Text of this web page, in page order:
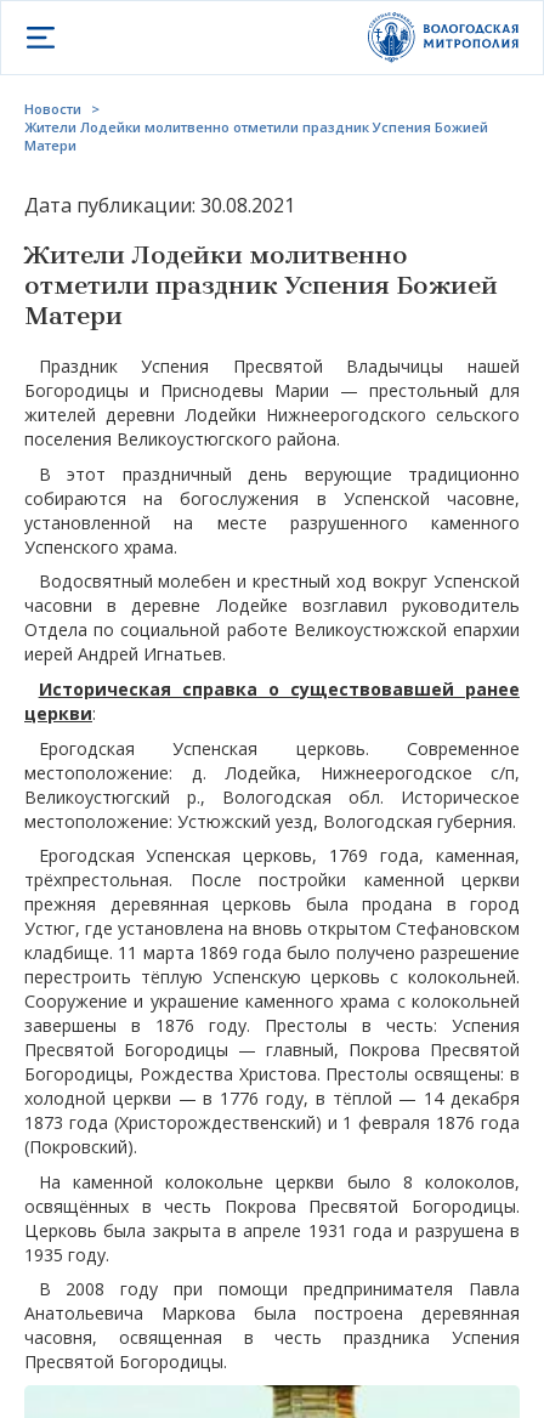
Открыть меню
Новости
>
Жители Лодейки молитвенно отметили праздник Успения Божией
Матери
Дата публикации: 30.08.2021
Жители Лодейки молитвенно
отметили праздник Успения Божией
Матери
Праздник Успения Пресвятой Владычицы нашей
Богородицы и Приснодевы Марии — престольный для
жителей деревни Лодейки Нижнеерогодского сельского
поселения Великоустюгского района.
В этот праздничный день верующие традиционно
собираются на богослужения в Успенской часовне,
установленной на месте разрушенного каменного
Успенского храма.
Водосвятный молебен и крестный ход вокруг Успенской
часовни в деревне Лодейке возглавил руководитель
Отдела по социальной работе Великоустюжской епархии
иерей Андрей Игнатьев.
Историческая справка о существовавшей ранее
церкви:
Ерогодская Успенская церковь. Современное
местоположение: д. Лодейка, Нижнеерогодское с/п,
Великоустюгский р., Вологодская обл. Историческое
местоположение: Устюжский уезд, Вологодская губерния.
Ерогодская Успенская церковь, 1769 года, каменная,
трёхпрестольная. После постройки каменной церкви
прежняя деревянная церковь была продана в город
Устюг, где установлена на вновь открытом Стефановском
кладбище. 11 марта 1869 года было получено разрешение
перестроить тёплую Успенскую церковь с колокольней.
Сооружение и украшение каменного храма с колокольней
завершены в 1876 году. Престолы в честь: Успения
Пресвятой Богородицы — главный, Покрова Пресвятой
Богородицы, Рождества Христова. Престолы освящены: в
холодной церкви — в 1776 году, в тёплой — 14 декабря
1873 года (Христорождественский) и 1 февраля 1876 года
(Покровский).
На каменной колокольне церкви было 8 колоколов,
освящённых в честь Покрова Пресвятой Богородицы.
Церковь была закрыта в апреле 1931 года и разрушена в
1935 году.
В 2008 году при помощи предпринимателя Павла
Анатольевича Маркова была построена деревянная
часовня, освященная в честь праздника Успения
Пресвятой Богородицы.